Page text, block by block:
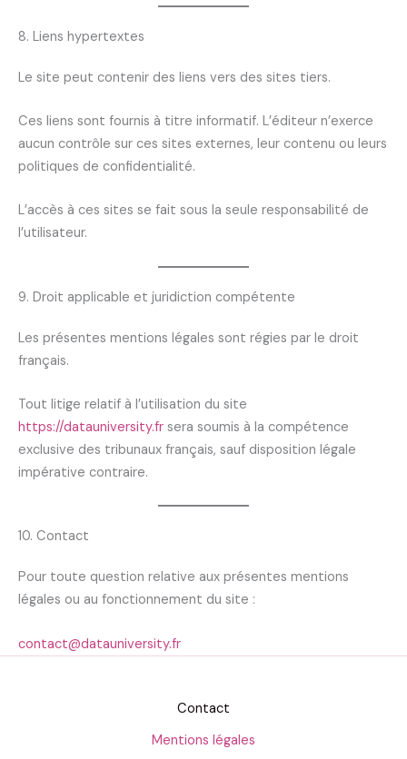
8. Liens hypertextes
Le site peut contenir des liens vers des sites tiers.
Ces liens sont fournis à titre informatif. L’éditeur n’exerce
aucun contrôle sur ces sites externes, leur contenu ou leurs
politiques de confidentialité.
L’accès à ces sites se fait sous la seule responsabilité de
l’utilisateur.
9. Droit applicable et juridiction compétente
Les présentes mentions légales sont régies par le droit
français.
Tout litige relatif à l’utilisation du site
https://datauniversity.fr sera soumis à la compétence
exclusive des tribunaux français, sauf disposition légale
impérative contraire.
10. Contact
Pour toute question relative aux présentes mentions
légales ou au fonctionnement du site :
contact@datauniversity.fr
Contact
Mentions légales